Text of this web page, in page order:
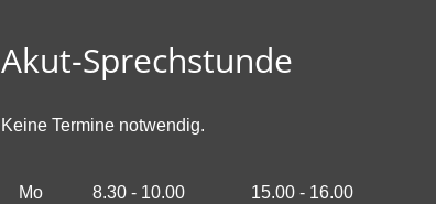
Akut-Sprechstunde
Keine Termine notwendig.
Mo 8.30 - 10.00 15.00 - 16.00